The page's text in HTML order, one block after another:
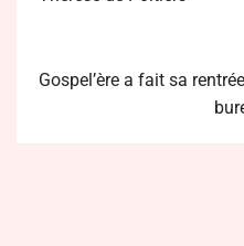
Gospel’ère a fait sa